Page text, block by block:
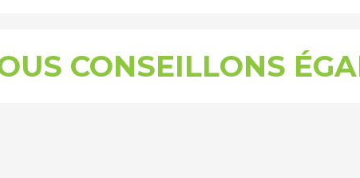
CONSEILLONS